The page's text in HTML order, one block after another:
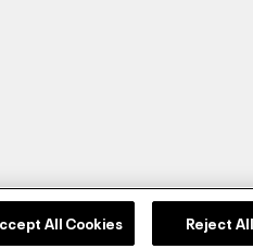
/الشروط والأحكام/سياسة الكوكيز
Reject All
All Cookies